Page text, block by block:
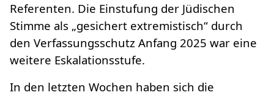
Referenten. Die Einstufung der Jüdischen
Stimme als „gesichert extremistisch“ durch
den Verfassungsschutz Anfang 2025 war eine
weitere Eskalationsstufe.
In den letzten Wochen haben sich die